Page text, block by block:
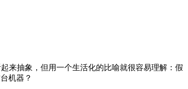
来抽象，但用一个生活化的比喻就很容易理解：假
机器？